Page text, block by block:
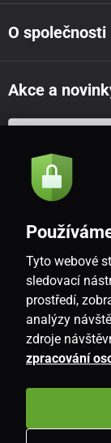
O společnosti
Akce a
Souhlasím se
CZ
Tyto webové
sledovací
prostředí,
analýzy
zdroje
zpracování